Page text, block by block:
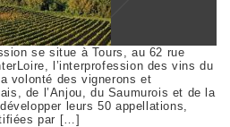
se situe à Tours, au 62 rue
l’interprofession des vins du
volonté des vignerons et
de l’Anjou, du Saumurois et de la
leurs 50 appellations,
par […]